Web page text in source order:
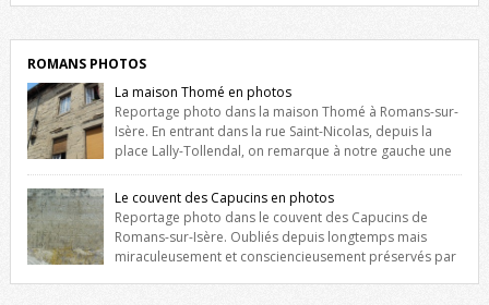
ROMANS PHOTOS
La maison Thomé en photos
Reportage photo dans la maison Thomé à Romans-sur-
Isère. En entrant dans la rue Saint-Nicolas, depuis la
place Lally-Tollendal, on remarque à notre gauche une
maison construite au XVIè siècle. Les deux façades sont ornées de
fenêtres jumelles à meneaux. Entre ces deux étages, on peut voir une
niche qui contient une statue de la Vierge. […]
Le couvent des Capucins en photos
Reportage photo dans le couvent des Capucins de
Romans-sur-Isère. Oubliés depuis longtemps mais
miraculeusement et consciencieusement préservés par